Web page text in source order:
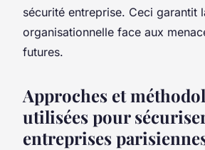
sécurité entreprise. Ceci garantit
organisationnelle face aux
futures.
Approches et
utilisées pour
entreprises